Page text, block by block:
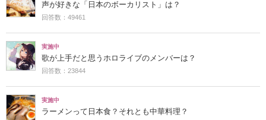
声が好きな「日本のボーカリスト」は？
回答数：49461
実施中
歌が上手だと思うホロライブのメンバーは？
回答数：23844
実施中
ラーメンって日本食？それとも中華料理？